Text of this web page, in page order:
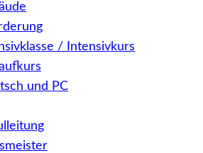
/ Intensivkurs
und PC